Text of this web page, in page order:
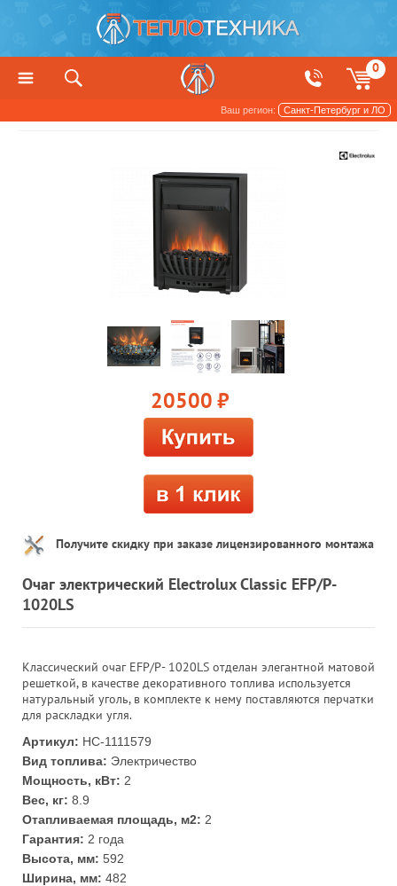
0
Ваш регион: Санкт-Петербург и ЛО
20500 руб.
Получите скидку при заказе лицензированного монтажа
Очаг электрический Electrolux Classic EFP/P-
1020LS
Классический очаг EFP/P- 1020LS отделан элегантной матовой
решеткой, в качестве декоративного топлива используется
натуральный уголь, в комплекте к нему поставляются перчатки
для раскладки угля.
Артикул: НС-1111579
Вид топлива: Электричество
Мощность, кВт: 2
Вес, кг: 8.9
Отапливаемая площадь, м2: 2
Гарантия: 2 года
Высота, мм: 592
Ширина, мм: 482